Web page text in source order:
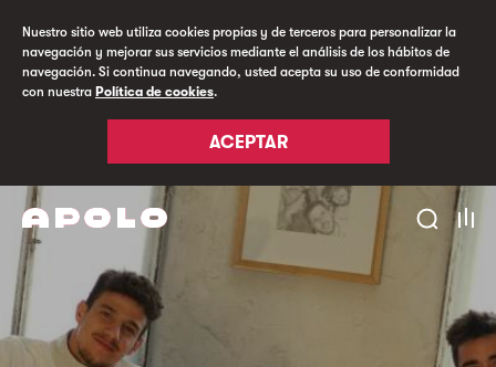
Nuestro sitio web utiliza cookies propias y de terceros para personalizar la
navegación y mejorar sus servicios mediante el análisis de los hábitos de
navegación. Si continua navegando, usted acepta su uso de conformidad
con nuestra Política de cookies.
ACEPTAR